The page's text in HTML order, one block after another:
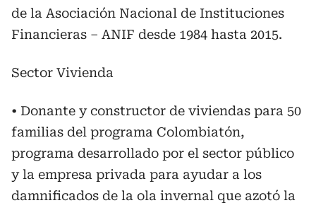
de la Asociación Nacional de Instituciones
Financieras – ANIF desde 1984 hasta 2015.
Sector Vivienda
• Donante y constructor de viviendas para 50
familias del programa Colombiatón,
programa desarrollado por el sector público
y la empresa privada para ayudar a los
damnificados de la ola invernal que azotó la